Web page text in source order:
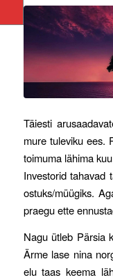
Täiesti
mure tuleviku ees.
toimuma lähima
Investorid tahavad
ostuks/müügiks.
praegu ette
Nagu ütleb Pärsia
Ärme lase nina
elu taas keema